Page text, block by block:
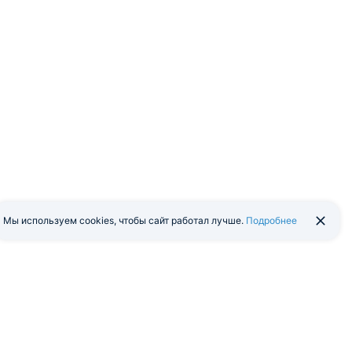
Мы используем cookies, чтобы сайт работал лучше. Подробнее